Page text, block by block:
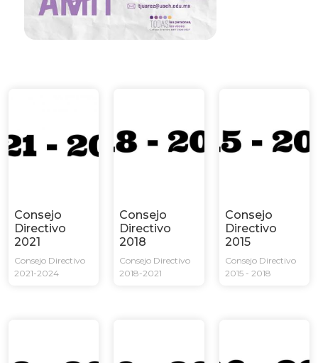
Consejo
Directivo
2021
Consejo Directivo
2021-2024
Consejo
Directivo
2018
Consejo Directivo
2018-2021
Consejo
Directivo
2015
Consejo Directivo
2015 - 2018